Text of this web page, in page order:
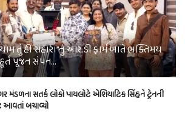
તું હી સહારા”નું આર.ડી ફાર્મ ખાતે ભક્તિમય
પૂજન સંપન…
મંડળના સતર્ક લોકો પાયલોટે એશિયાટિક સિંહને ટ્રેનની
બચાવ્યો